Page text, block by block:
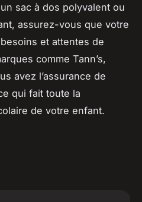
sac à dos polyvalent ou
assurez-vous que votre
et attentes de
comme Tann’s,
avez l’assurance de
qui fait toute la
de votre enfant.